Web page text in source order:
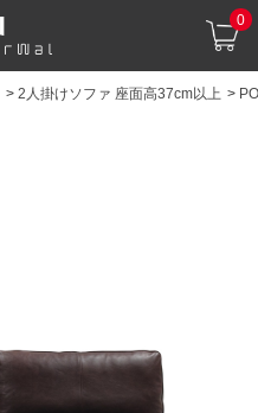
0
> 2人掛けソファ 座面高37cm以上 >